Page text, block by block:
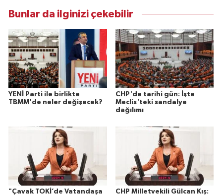
Bunlar da ilginizi çekebilir
YENİ Parti ile birlikte
TBMM'de neler değişecek?
CHP'de tarihi gün: İşte
Meclis'teki sandalye
dağılımı
"Çavak TOKİ’de Vatandaşa
CHP Milletvekili Gülcan Kış: